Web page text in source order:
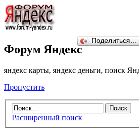
Форум Яндекс
яндекс карты, яндекс деньги, поиск
Пропустить
Расширенный поиск
Поделиться…